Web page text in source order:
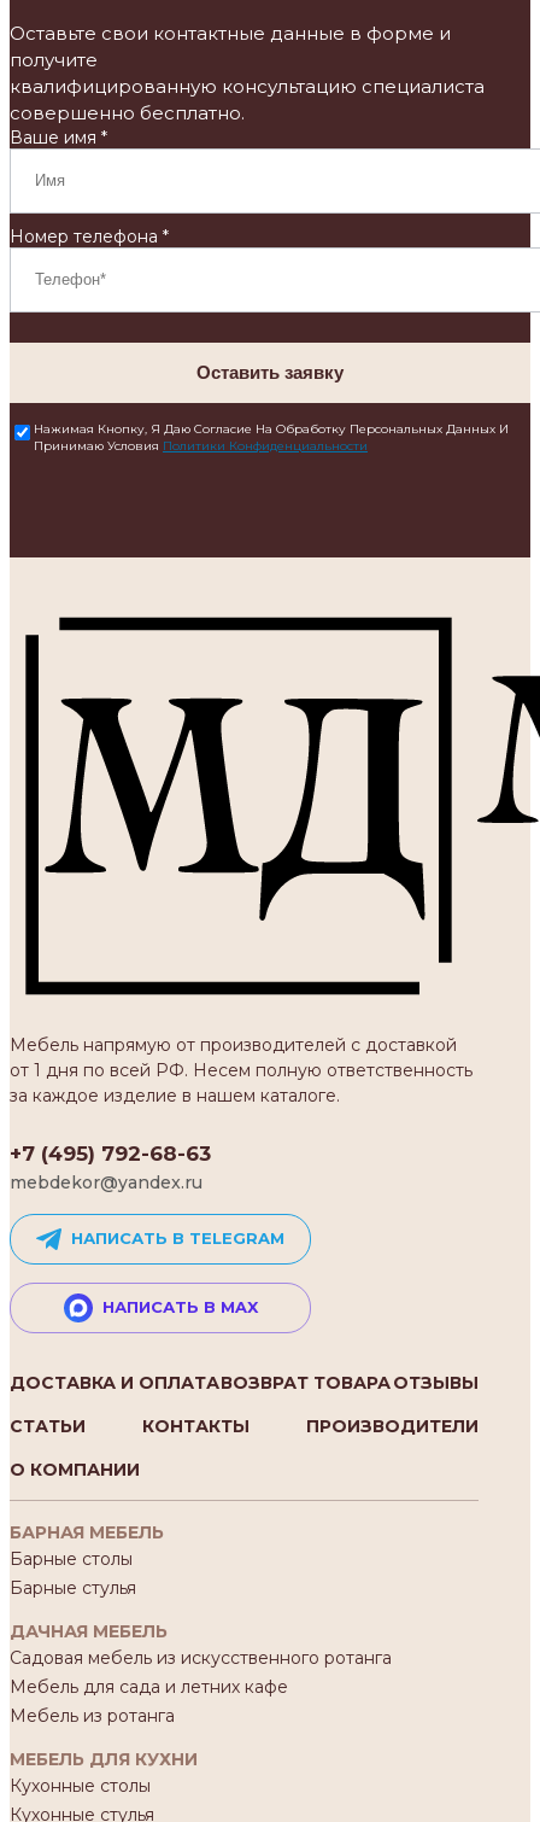
Оставьте свои контактные данные в форме и
получите
квалифицированную консультацию специалиста
совершенно бесплатно.
Ваше имя *
Номер телефона *
Оставить заявку
Нажимая Кнопку, Я Даю Согласие На Обработку Персональных Данных И
Принимаю Условия Политики Конфиденциальности
Мебель напрямую от производителей с доставкой
от 1 дня по всей РФ. Несем полную ответственность
за каждое изделие в нашем каталоге.
+7 (495) 792-68-63
mebdekor@yandex.ru
НАПИСАТЬ В TELEGRAM
НАПИСАТЬ В MAX
ДОСТАВКА И ОПЛАТАВОЗВРАТ ТОВАРАОТЗЫВЫ
СТАТЬИ
КОНТАКТЫ
ПРОИЗВОДИТЕЛИ
О КОМПАНИИ
БАРНАЯ МЕБЕЛЬ
Барные столы
Барные стулья
ДАЧНАЯ МЕБЕЛЬ
Садовая мебель из искусственного ротанга
Мебель для сада и летних кафе
Мебель из ротанга
МЕБЕЛЬ ДЛЯ КУХНИ
Кухонные столы
Кухонные стулья